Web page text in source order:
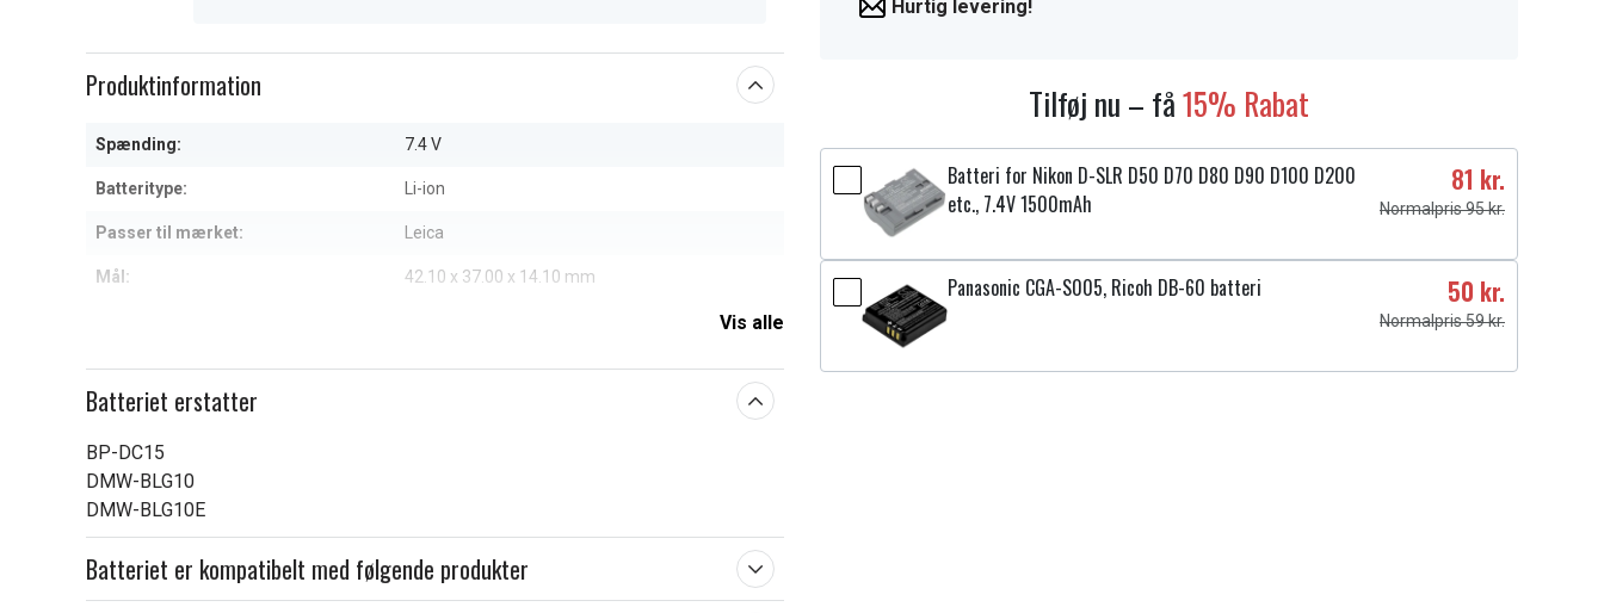
of
Produktinformation
Spænding: 7.4 V
Batteritype: Li-ion
Passer til mærket: Leica
Mål: 42.10 x 37.00 x 14.10 mm
Vis alle
Batteriet erstatter
BP-DC15
DMW-BLG10
DMW-BLG10E
Batteriet er kompatibelt med følgende produkter
Hurtig levering!
Tilføj nu – få15% Rabat
Batteri for Nikon D-SLR D50 D70 D80 D90 D100 D200
etc., 7.4V 1500mAh
81 kr.
Normalpris 95 kr.
Panasonic CGA-S005, Ricoh DB-60 batteri 50 kr.
Normalpris 59 kr.